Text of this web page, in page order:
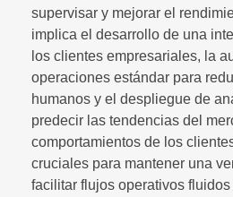
supervisar y mejorar el
implica el desarrollo de una
los clientes empresariales, la
operaciones estándar para
humanos y el despliegue de
predecir las tendencias del
comportamientos de los
cruciales para mantener una
facilitar flujos operativos